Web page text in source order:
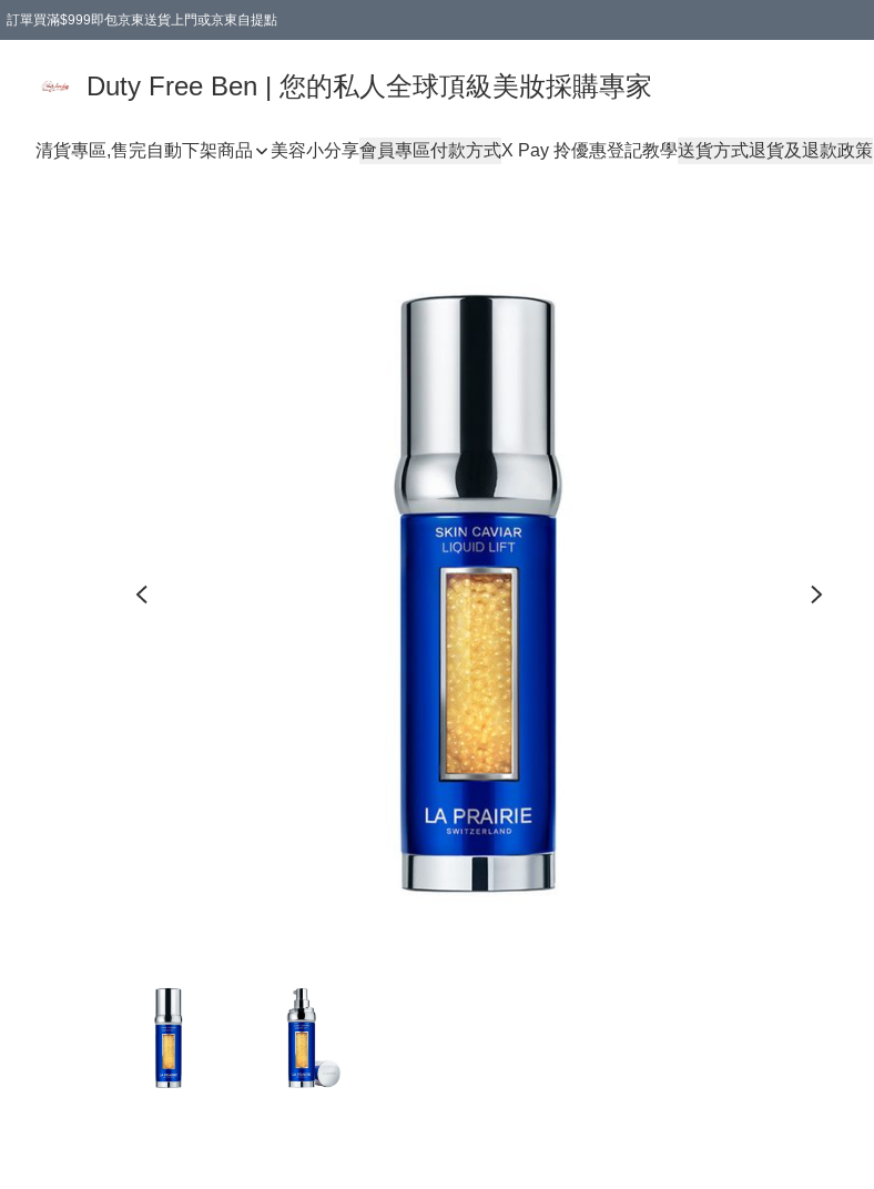
訂單買滿$999即包京東送貨上門或京東自提點
Duty Free Ben | 您的私人全球頂級美妝採購專家
清貨專區,售完自動下架商品 美容小分享會員專區付款方式X Pay 拎優惠登記教學送貨方式退貨及退款政策